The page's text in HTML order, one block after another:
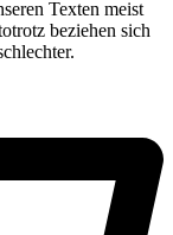
Texten meist
beziehen sich